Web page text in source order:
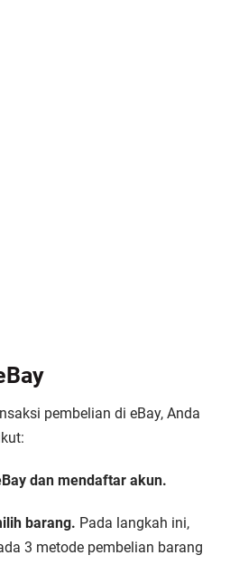
pembelian di eBay, Anda
dan mendaftar akun.
barang. Pada langkah ini,
3 metode pembelian barang